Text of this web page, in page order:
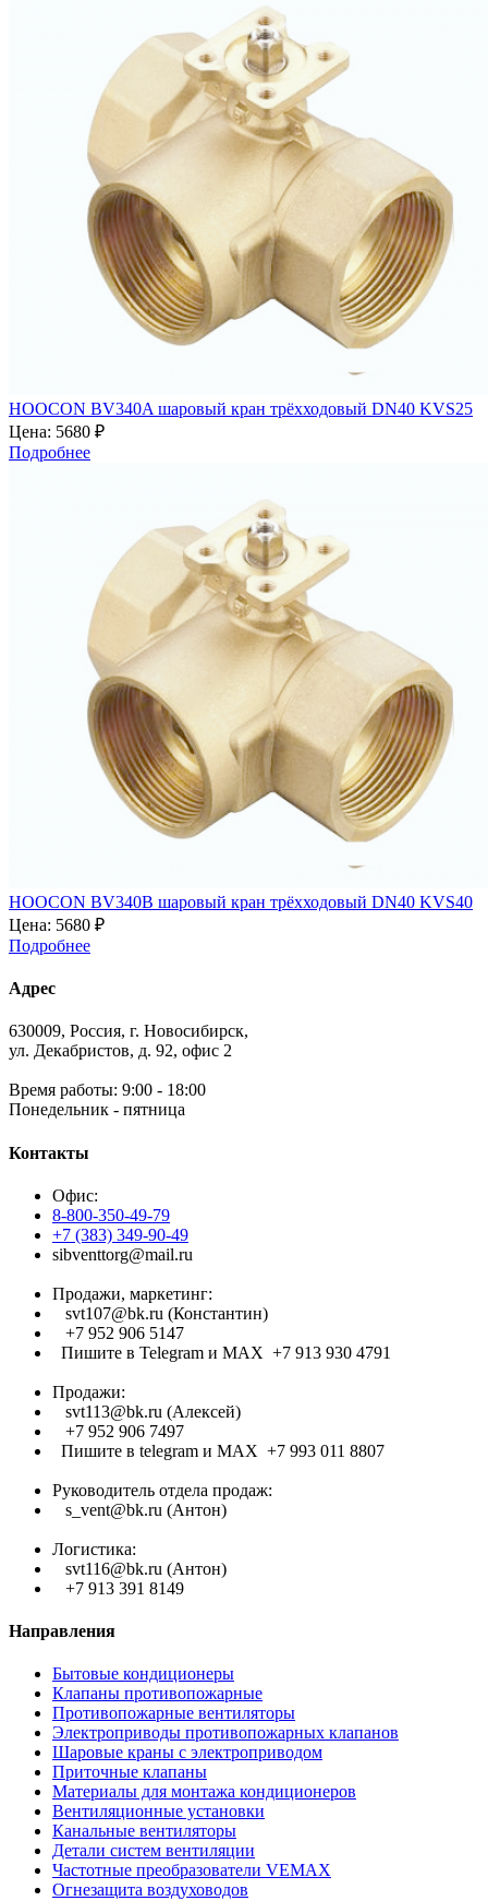
HOOCON BV340A шаровый кран трёхходовый DN40 KVS25
Цена: 5680 ₽
Подробнее
HOOCON BV340B шаровый кран трёхходовый DN40 KVS40
Цена: 5680 ₽
Подробнее
Адрес
630009, Россия, г. Новосибирск,
ул. Декабристов, д. 92, офис 2
Время работы: 9:00 - 18:00
Понедельник - пятница
Контакты
Офис:
8-800-350-49-79
+7 (383) 349-90-49
sibventtorg@mail.ru
Продажи, маркетинг:
svt107@bk.ru (Константин)
+7 952 906 5147
Пишите в Telegram и МАХ +7 913 930 4791
Продажи:
svt113@bk.ru (Алексей)
+7 952 906 7497
Пишите в telegram и МАХ +7 993 011 8807
Руководитель отдела продаж:
s_vent@bk.ru (Антон)
Логистика:
svt116@bk.ru (Антон)
+7 913 391 8149
Направления
Бытовые кондиционеры
Клапаны противопожарные
Противопожарные вентиляторы
Электроприводы противопожарных клапанов
Шаровые краны с электроприводом
Приточные клапаны
Материалы для монтажа кондиционеров
Вентиляционные установки
Канальные вентиляторы
Детали систем вентиляции
Частотные преобразователи VEMAX
Огнезащита воздуховодов